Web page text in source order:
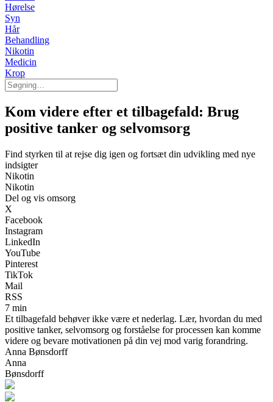
Hørelse
Syn
Hår
Behandling
Nikotin
Medicin
Krop
Kom videre efter et tilbagefald: Brug
positive tanker og selvomsorg
Find styrken til at rejse dig igen og fortsæt din udvikling med nye
indsigter
Nikotin
Nikotin
Del og vis omsorg
X
Facebook
Instagram
LinkedIn
YouTube
Pinterest
TikTok
Mail
RSS
7 min
Et tilbagefald behøver ikke være et nederlag. Lær, hvordan du med
positive tanker, selvomsorg og forståelse for processen kan komme
videre og bevare motivationen på din vej mod varig forandring.
Anna Bønsdorff
Anna
Bønsdorff